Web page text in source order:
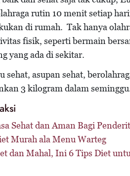
rutin 10 menit setiap
di rumah. Tak hanya
fisik, seperti bermain
yang ada di sekitar.
sehat, asupan sehat,
3 kilogram dalam
Sehat dan Aman Bagi
Murah ala Menu Warteg
dan Mahal, Ini 6 Tips Diet